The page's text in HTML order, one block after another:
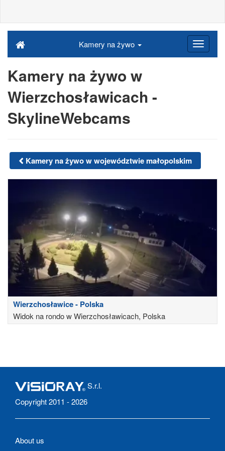
Kamery na żywo
Kamery na żywo w
Wierzchosławicach -
SkylineWebcams
Kamery na żywo w województwie małopolskim
Wierzchosławice - Polska
Widok na rondo w Wierzchosławicach, Polska
S.r.l.
Copyright 2011 - 2026
About us